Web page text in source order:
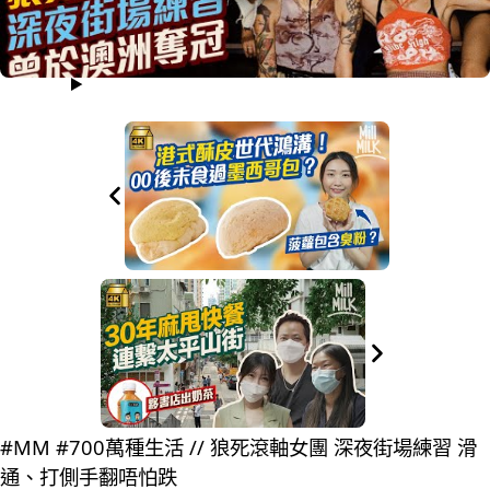
#MM #700萬種生活 // 狼死滾軸女團 深夜街場練習 滑
通、打側手翻唔怕跌